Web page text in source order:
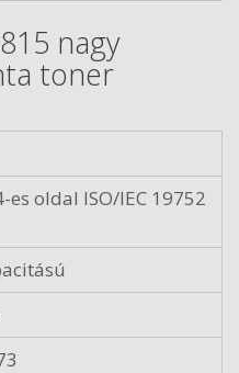
nagy
toner
es oldal ISO/IEC 19752